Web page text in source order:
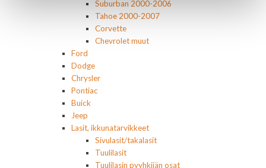
Suburban 2000-2006
Tahoe 2000-2007
Corvette
Chevrolet muut
Ford
Dodge
Chrysler
Pontiac
Buick
Jeep
Lasit, ikkunatarvikkeet
Sivulasit/takalasit
Tuulilasit
Tuulilasin pyyhkijän osat